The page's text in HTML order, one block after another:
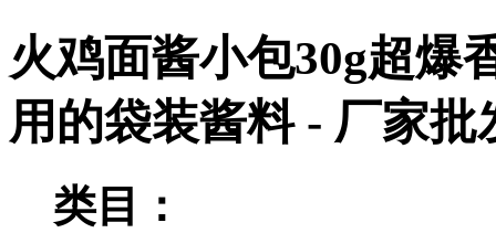
火鸡面酱小包30g超爆
用的袋装酱料 - 厂家批
类目：